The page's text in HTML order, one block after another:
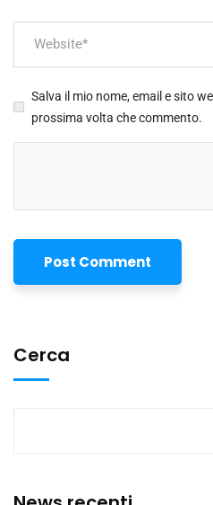
Salva il mio nome, email e sito
prossima volta che commento.
Cerca